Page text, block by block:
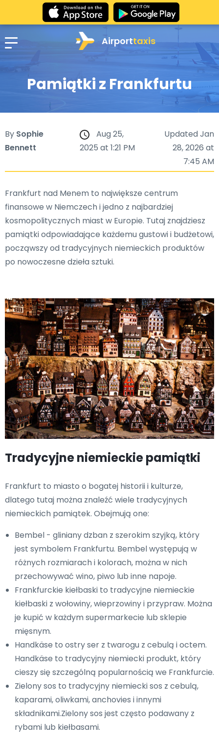
Airporttaxis
Pamiątki z Frankfurtu
By Sophie
Bennett
Aug 25,
2025 at 1:21 PM
Updated Jan
28, 2026 at
7:45 AM
Frankfurt nad Menem to największe centrum
finansowe w Niemczech i jedno z najbardziej
kosmopolitycznych miast w Europie. Tutaj znajdziesz
pamiątki odpowiadające każdemu gustowi i budżetowi,
począwszy od tradycyjnych niemieckich produktów
po nowoczesne dzieła sztuki.
Tradycyjne niemieckie pamiątki
Frankfurt to miasto o bogatej historii i kulturze,
dlatego tutaj można znaleźć wiele tradycyjnych
niemieckich pamiątek. Obejmują one:
Bembel - gliniany dzban z szerokim szyjką, który
jest symbolem Frankfurtu. Bembel występują w
różnych rozmiarach i kolorach, można w nich
przechowywać wino, piwo lub inne napoje.
Frankfurckie kiełbaski to tradycyjne niemieckie
kiełbaski z wołowiny, wieprzowiny i przypraw. Można
je kupić w każdym supermarkecie lub sklepie
mięsnym.
Handkäse to ostry ser z twarogu z cebulą i octem.
Handkäse to tradycyjny niemiecki produkt, który
cieszy się szczególną popularnością we Frankfurcie.
Zielony sos to tradycyjny niemiecki sos z cebulą,
kaparami, oliwkami, anchovies i innymi
składnikami.Zielony sos jest często podawany z
rybami lub kiełbasami.